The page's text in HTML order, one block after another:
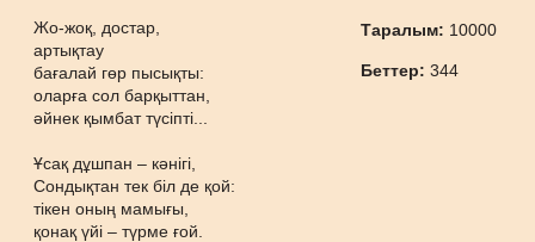
Жо-жоқ, достар,
артықтау
бағалай гөр пысықты:
оларға сол барқыттан,
әйнек қымбат түсіпті...
Ұсақ дұшпан – кәнігі,
Сондықтан тек біл де қой:
тікен оның мамығы,
қонақ үйі – түрме ғой.
Таралым: 10000
Беттер:344